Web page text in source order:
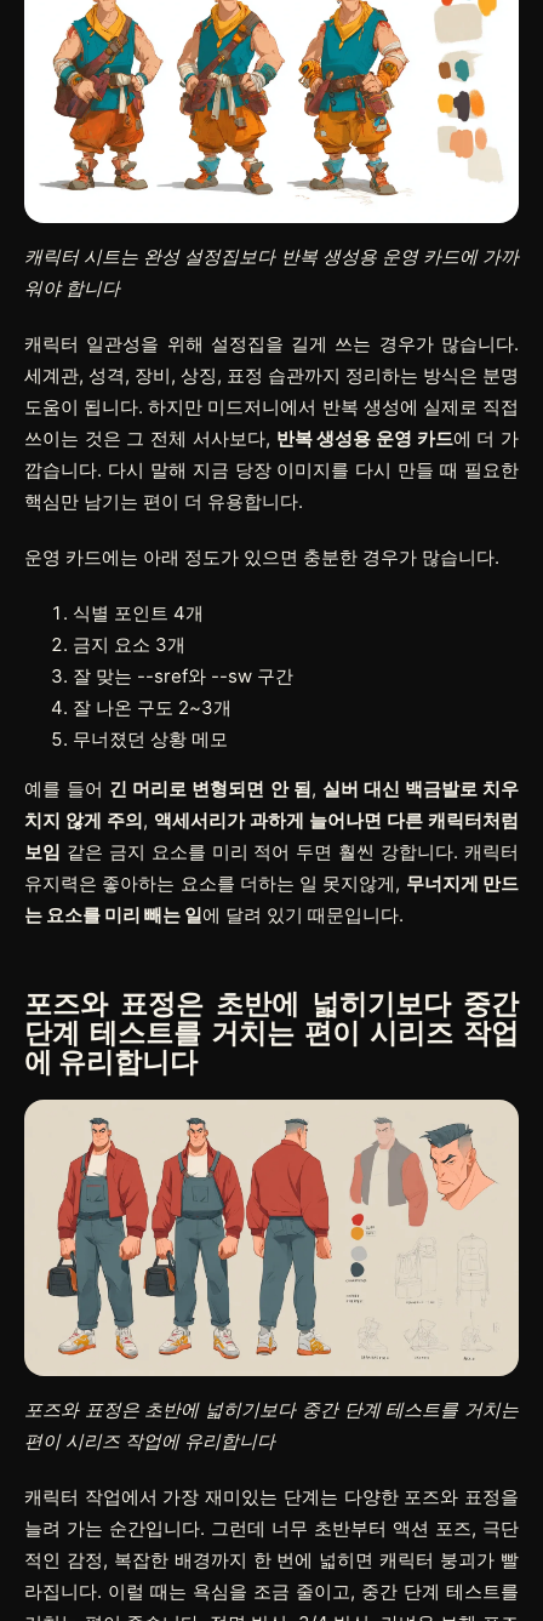
캐릭터 시트는 완성 설정집보다 반복 생성용 운영 카드에 가까
워야 합니다
캐릭터 일관성을 위해 설정집을 길게 쓰는 경우가 많습니다.
세계관, 성격, 장비, 상징, 표정 습관까지 정리하는 방식은 분명
도움이 됩니다. 하지만 미드저니에서 반복 생성에 실제로 직접
쓰이는 것은 그 전체 서사보다, 반복 생성용 운영 카드에 더 가
깝습니다. 다시 말해 지금 당장 이미지를 다시 만들 때 필요한
핵심만 남기는 편이 더 유용합니다.
운영 카드에는 아래 정도가 있으면 충분한 경우가 많습니다.
식별 포인트 4개
금지 요소 3개
잘 맞는 --sref와 --sw 구간
잘 나온 구도 2~3개
무너졌던 상황 메모
예를 들어 긴 머리로 변형되면 안 됨, 실버 대신 백금발로 치우
치지 않게 주의, 액세서리가 과하게 늘어나면 다른 캐릭터처럼
보임 같은 금지 요소를 미리 적어 두면 훨씬 강합니다. 캐릭터
유지력은 좋아하는 요소를 더하는 일 못지않게, 무너지게 만드
는 요소를 미리 빼는 일에 달려 있기 때문입니다.
포즈와 표정은 초반에 넓히기보다 중간
단계 테스트를 거치는 편이 시리즈 작업
에 유리합니다
포즈와 표정은 초반에 넓히기보다 중간 단계 테스트를 거치는
편이 시리즈 작업에 유리합니다
캐릭터 작업에서 가장 재미있는 단계는 다양한 포즈와 표정을
늘려 가는 순간입니다. 그런데 너무 초반부터 액션 포즈, 극단
적인 감정, 복잡한 배경까지 한 번에 넓히면 캐릭터 붕괴가 빨
라집니다. 이럴 때는 욕심을 조금 줄이고, 중간 단계 테스트를